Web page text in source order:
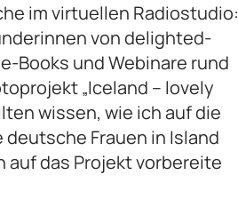
im virtuellen Radiostudio:
von delighted-
Books und Webinare rund
„Iceland – lovely
wissen, wie ich auf die
Frauen in Island
das Projekt vorbereite